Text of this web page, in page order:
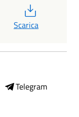
Scarica
Telegram